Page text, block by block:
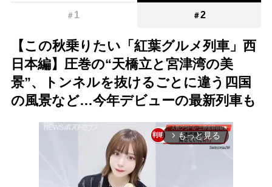
＃ 1 ＃2
【この秋乗りたい「紅葉グルメ列車」西
日本編】圧巻の“天橋立と宮津湾の美
景”、トンネルを抜けるごとに違う四国
の風景など…今年デビューの最新列車も
arrow_forward_ios もっと見る